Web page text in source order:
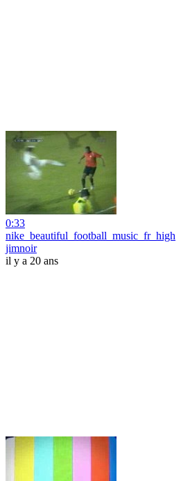
0:33
nike_beautiful_football_music_fr_high
jimnoir
il y a 20 ans